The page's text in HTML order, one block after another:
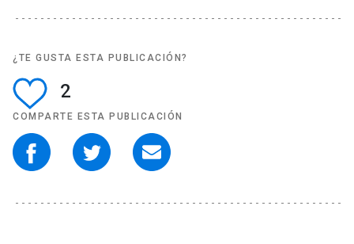
¿TE GUSTA ESTA PUBLICACIÓN?
2
COMPARTE ESTA PUBLICACIÓN